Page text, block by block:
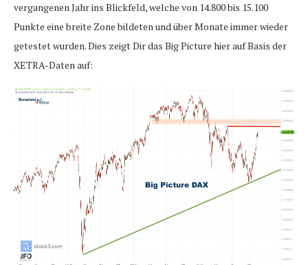
vergangenen Jahr ins Blickfeld, welche von 14.800 bis 15.100
Punkte eine breite Zone bildeten und über Monate immer wieder
getestet wurden. Dies zeigt Dir das Big Picture hier auf Basis der
XETRA-Daten auf: